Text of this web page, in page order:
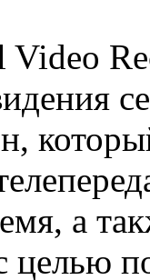
Video
а
целью